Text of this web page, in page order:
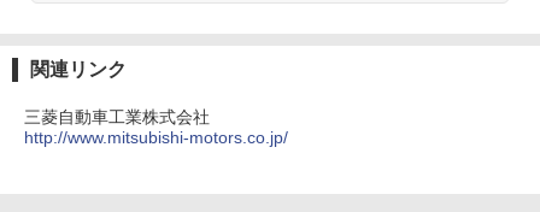
関連リンク
三菱自動車工業株式会社
http://www.mitsubishi-motors.co.jp/